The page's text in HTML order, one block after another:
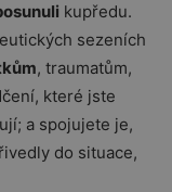
kupředu.
sezeních
, traumatům,
které jste
a spojujete je,
do situace,